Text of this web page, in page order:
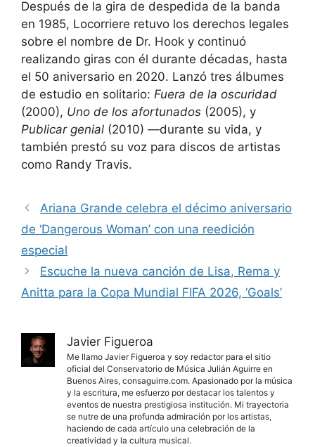
Después de la gira de despedida de la banda
en 1985, Locorriere retuvo los derechos legales
sobre el nombre de Dr. Hook y continuó
realizando giras con él durante décadas, hasta
el 50 aniversario en 2020. Lanzó tres álbumes
de estudio en solitario: Fuera de la oscuridad
(2000), Uno de los afortunados (2005), y
Publicar genial (2010) —durante su vida, y
también prestó su voz para discos de artistas
como Randy Travis.
Ariana Grande celebra el décimo aniversario
de ‘Dangerous Woman’ con una reedición
especial
Escuche la nueva canción de Lisa, Rema y
Anitta para la Copa Mundial FIFA 2026, ‘Goals’
Javier Figueroa
Me llamo Javier Figueroa y soy redactor para el sitio
oficial del Conservatorio de Música Julián Aguirre en
Buenos Aires, consaguirre.com. Apasionado por la música
y la escritura, me esfuerzo por destacar los talentos y
eventos de nuestra prestigiosa institución. Mi trayectoria
se nutre de una profunda admiración por los artistas,
haciendo de cada artículo una celebración de la
creatividad y la cultura musical.